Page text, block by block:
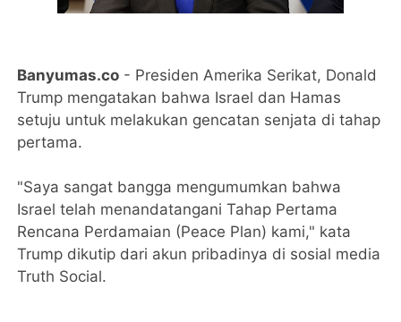
Banyumas.co - Presiden Amerika Serikat, Donald
Trump mengatakan bahwa Israel dan Hamas
setuju untuk melakukan gencatan senjata di tahap
pertama.
"Saya sangat bangga mengumumkan bahwa
Israel telah menandatangani Tahap Pertama
Rencana Perdamaian (Peace Plan) kami," kata
Trump dikutip dari akun pribadinya di sosial media
Truth Social.